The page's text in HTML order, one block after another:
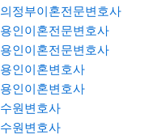
의정부이혼전문변호사
용인이혼전문변호사
용인이혼전문변호사
용인이혼변호사
용인이혼변호사
수원변호사
수원변호사